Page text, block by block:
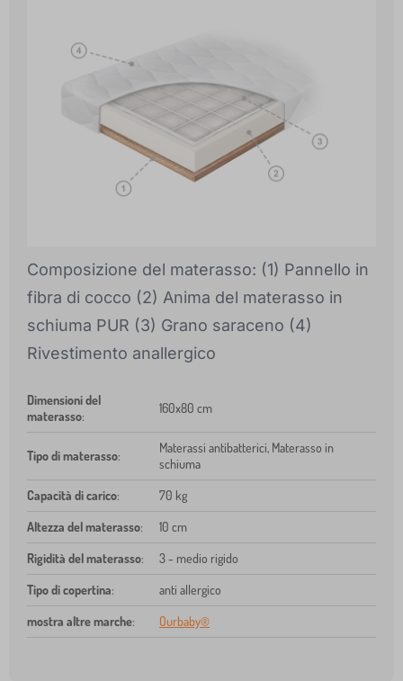
Composizione del materasso: (1) Pannello in
fibra di cocco (2) Anima del materasso in
schiuma PUR (3) Grano saraceno (4)
Rivestimento anallergico
Dimensioni del
materasso:
160x80 cm
Tipo di materasso:
Materassi antibatterici, Materasso in
schiuma
Capacità di carico: 70 kg
Altezza del materasso: 10 cm
Rigidità del materasso: 3 - medio rigido
Tipo di copertina: anti allergico
mostra altre marche: Ourbaby®